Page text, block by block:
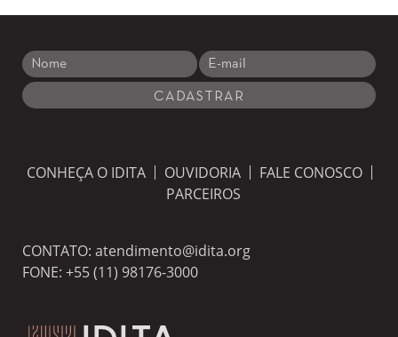
CONHEÇA O IDITA OUVIDORIA
FALE CONOSCO
PARCEIROS
CONTATO: atendimento@idita.org
FONE: +55 (11) 98176-3000